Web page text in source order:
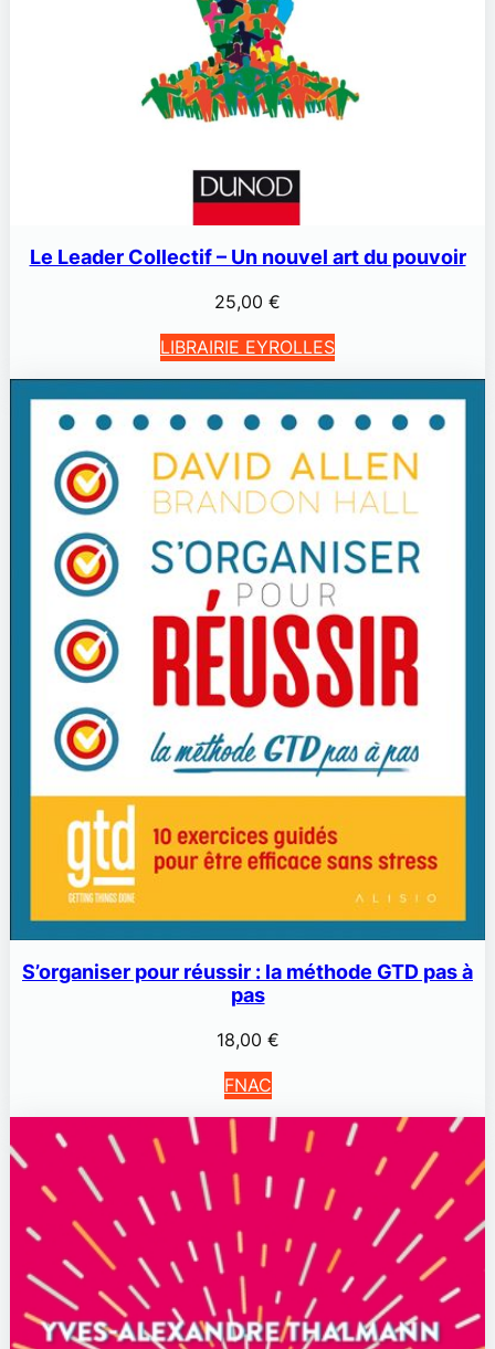
Le Leader Collectif – Un nouvel art du pouvoir
25,00 €
LIBRAIRIE EYROLLES
S’organiser pour réussir : la méthode GTD pas à
pas
18,00 €
FNAC